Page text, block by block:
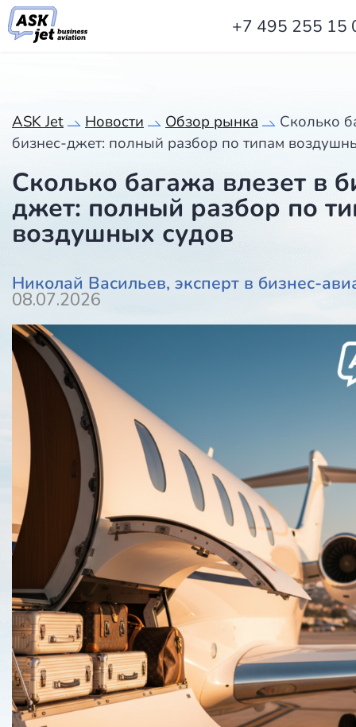
+7 495 255 15
ASK Jet Новости Обзор рынка
Сколько
бизнес-джет: полный разбор по типам
Сколько багажа влезет в
джет: полный разбор по
воздушных судов
Николай Васильев, эксперт в бизнес-
08.07.2026